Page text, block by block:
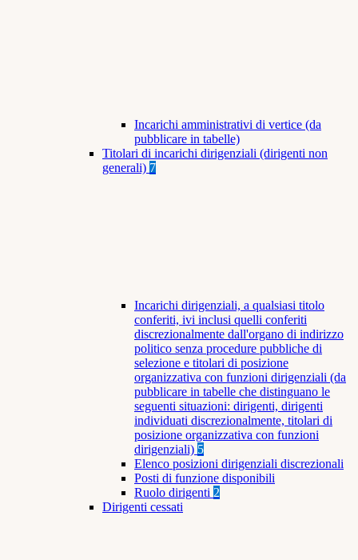
Incarichi amministrativi di vertice (da
pubblicare in tabelle)
Titolari di incarichi dirigenziali (dirigenti non
generali) 7
Incarichi dirigenziali, a qualsiasi titolo
conferiti, ivi inclusi quelli conferiti
discrezionalmente dall'organo di indirizzo
politico senza procedure pubbliche di
selezione e titolari di posizione
organizzativa con funzioni dirigenziali (da
pubblicare in tabelle che distinguano le
seguenti situazioni: dirigenti, dirigenti
individuati discrezionalmente, titolari di
posizione organizzativa con funzioni
dirigenziali) 5
Elenco posizioni dirigenziali discrezionali
Posti di funzione disponibili
Ruolo dirigenti 2
Dirigenti cessati